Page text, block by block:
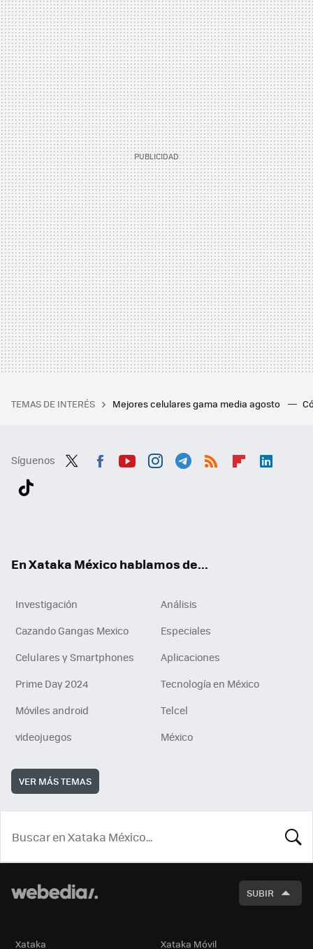
TEMAS DE INTERÉS Mejores celulares gama media agosto
Síguenos
En Xataka México hablamos de...
Investigación
Análisis
Cazando Gangas Mexico
Especiales
Celulares y Smartphones
Aplicaciones
Prime Day 2024
Tecnología en México
Móviles android
Telcel
videojuegos
México
VER MÁS TEMAS
SUBIR
Xataka Xataka Móvil